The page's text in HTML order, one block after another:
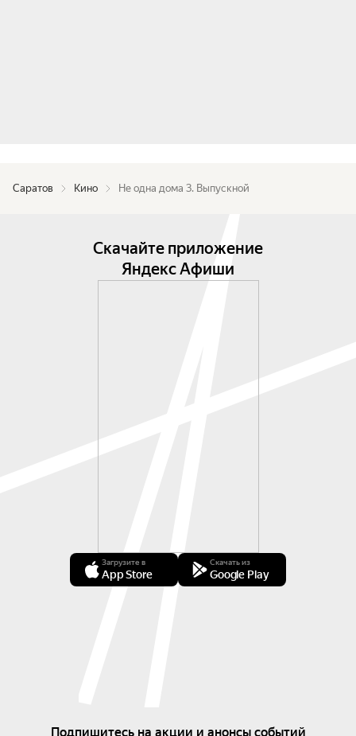
Саратов Кино Не одна дома 3. Выпускной
Скачайте приложение
Яндекс Афиши
Загрузите в
App Store
Скачать из
Google Play
Подпишитесь на акции и анонсы событий